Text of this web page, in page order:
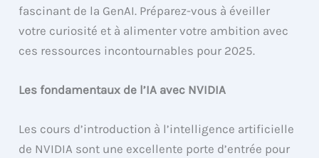
fascinant de la GenAI. Préparez-vous à éveiller
votre curiosité et à alimenter votre ambition avec
ces ressources incontournables pour 2025.
Les fondamentaux de l’IA avec NVIDIA
Les cours d’introduction à l’intelligence artificielle
de NVIDIA sont une excellente porte d’entrée pour